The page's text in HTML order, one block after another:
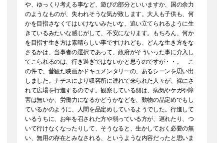
や、ゆっくり考える事など、遊びの部分といいますか、国の余力
のようなものが、失われそうな気が致します。大人も子供も、何
かを目指さなくてはいけないみたいな、追い立てられるように生
きているみたいな感じがして、不安になります。もちろん、何か
を目指す生き方は素晴らしい事ですけれども、どんな生き方をな
さるかは、当事者の選択であって、政府がそういった事に介入し
てこられるのは、行き過ぎではないかと思うのですが・・。 こ
の件で、昔観た映画かドキュメンタリーの、あるシーンを思い出
しました。ナチスにより収容所に連れて来られた人々が、裸にさ
れて広場を行進するのです。観察している側は、病気やケガや障
害は無いか、労働力になるかどうかなどを、動物の品定めでもし
ているかのように、人間を品定めしているようでした。行進して
いるうちに、お年を召された方や弱っている方が、遅れたり、つ
いて行けなくなったりして、そうなると、生かしておく必要の無
い、無用の存在とみなされる、というような内容だったと思いま